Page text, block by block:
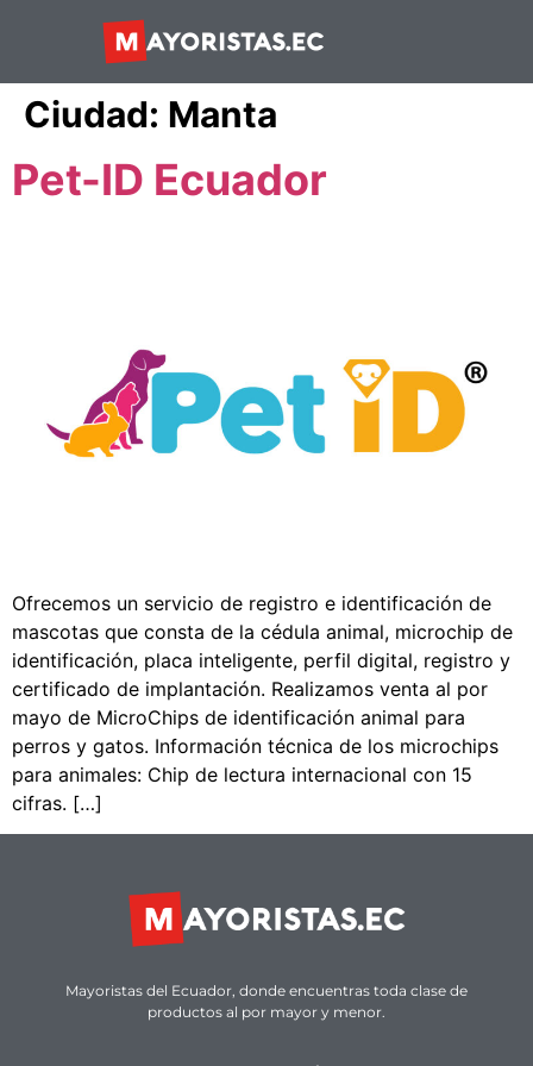
Ciudad: Manta
Pet-ID Ecuador
Ofrecemos un servicio de registro e identificación de
mascotas que consta de la cédula animal, microchip de
identificación, placa inteligente, perfil digital, registro y
certificado de implantación. Realizamos venta al por
mayo de MicroChips de identificación animal para
perros y gatos. Información técnica de los microchips
para animales: Chip de lectura internacional con 15
cifras. […]
Mayoristas del Ecuador, donde encuentras toda clase de
productos al por mayor y menor.